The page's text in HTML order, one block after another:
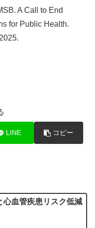
A Call to End
for Public Health.
LINE コピー
心血管疾患リスク低減